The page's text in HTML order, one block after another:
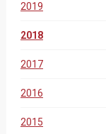
2019
2018
2017
2016
2015